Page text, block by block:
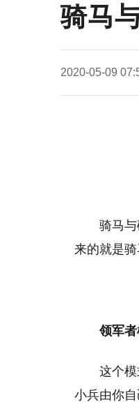
骑马
2020-05-09
骑马
来的就是
领军者
这个
小兵由你自